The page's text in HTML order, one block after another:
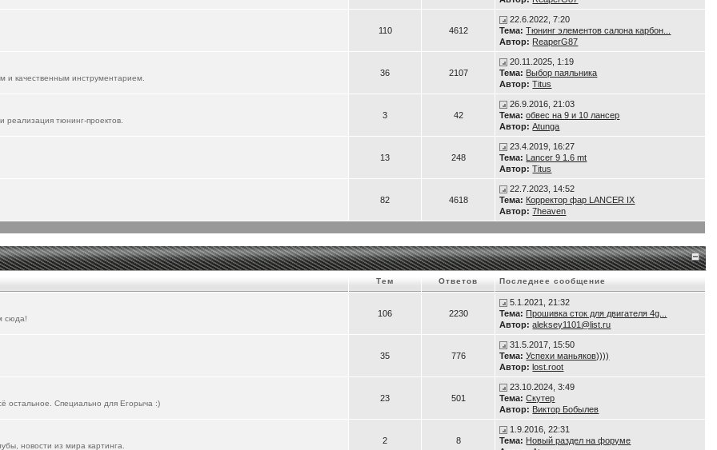
110 4612
22.6.2022, 7:20
Тема: Тюнинг элементов салона карбон...
Автор: ReaperG87
и качественным инструментарием.
36 2107
20.11.2025, 1:19
Тема: Выбор паяльника
Автор: Titus
реализация тюнинг-проектов.
3 42
26.9.2016, 21:03
Тема: обвес на 9 и 10 лансер
Автор: Atunga
13 248
23.4.2019, 16:27
Тема: Lancer 9 1.6 mt
Автор: Titus
82 4618
22.7.2023, 14:52
Тема: Корректор фар LANCER IX
Автор: 7heaven
Тем Ответов Последнее сообщение
сюда!
106 2230
5.1.2021, 21:32
Тема: Прошивка сток для двигателя 4g...
Автор: aleksey1101@list.ru
35 776
31.5.2017, 15:50
Тема: Успехи маньяков))))
Автор: lost.root
остальное. Специально для Егорыча :)
23 501
23.10.2024, 3:49
Тема: Скутер
Автор: Виктор Бобылев
новости из мира картинга.
2 8
1.9.2016, 22:31
Тема: Новый раздел на форуме